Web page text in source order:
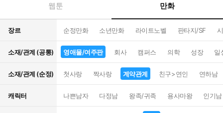
웹툰 만화
장르 순정만화 소년만화 라이트노벨 판타지/SF
소재/관계 (공통) 영애물/여주판 회사 캠퍼스 의학 성장 일
소재/관계 (순정) 첫사랑 짝사랑 계약관계 친구>연인 연하남
캐릭터 나쁜남자 다정남 왕족/귀족 용사마왕 인기남